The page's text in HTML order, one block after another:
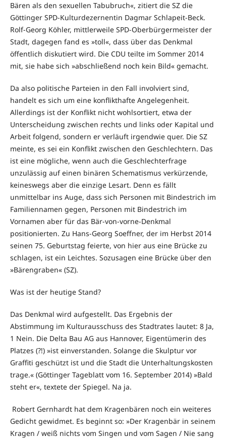
Bären als den sexuellen Tabubruch«, zitiert die SZ die
Göttinger SPD-Kulturdezernentin Dagmar Schlapeit-Beck.
Rolf-Georg Köhler, mittlerweile SPD-Oberbürgermeister der
Stadt, dagegen fand es »toll«, dass über das Denkmal
öffentlich diskutiert wird. Die CDU teilte im Sommer 2014
mit, sie habe sich »abschließend noch kein Bild« gemacht.
Da also politische Parteien in den Fall involviert sind,
handelt es sich um eine konflikthafte Angelegenheit.
Allerdings ist der Konflikt nicht wohlsortiert, etwa der
Unterscheidung zwischen rechts und links oder Kapital und
Arbeit folgend, sondern er verläuft irgendwie quer. Die SZ
meinte, es sei ein Konflikt zwischen den Geschlechtern. Das
ist eine mögliche, wenn auch die Geschlechterfrage
unzulässig auf einen binären Schematismus verkürzende,
keineswegs aber die einzige Lesart. Denn es fällt
unmittelbar ins Auge, dass sich Personen mit Bindestrich im
Familiennamen gegen, Personen mit Bindestrich im
Vornamen aber für das Bär-von-vorne-Denkmal
positionierten. Zu Hans-Georg Soeffner, der im Herbst 2014
seinen 75. Geburtstag feierte, von hier aus eine Brücke zu
schlagen, ist ein Leichtes. Sozusagen eine Brücke über den
»Bärengraben« (SZ).
Was ist der heutige Stand?
Das Denkmal wird aufgestellt. Das Ergebnis der
Abstimmung im Kulturausschuss des Stadtrates lautet: 8 Ja,
1 Nein. Die Delta Bau AG aus Hannover, Eigentümerin des
Platzes (?!) »ist einverstanden. Solange die Skulptur vor
Graffiti geschützt ist und die Stadt die Unterhaltungskosten
trage.« (Göttinger Tageblatt vom 16. September 2014) »Bald
steht er«, textete der Spiegel. Na ja.
Robert Gernhardt hat dem Kragenbären noch ein weiteres
Gedicht gewidmet. Es beginnt so: »Der Kragenbär in seinem
Kragen / weiß nichts vom Singen und vom Sagen / Nie sang